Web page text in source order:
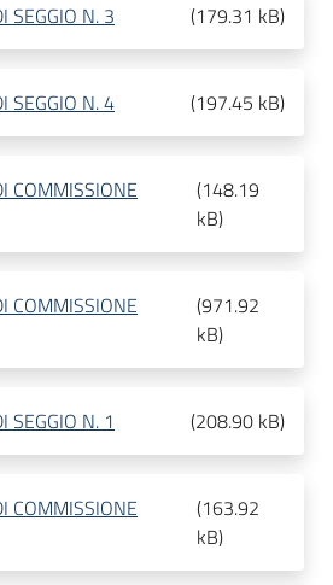
SEGGIO N. 3 (179.31 kB)
SEGGIO N. 4 (197.45 kB)
COMMISSIONE
(148.19
kB)
COMMISSIONE
(971.92
kB)
SEGGIO N. 1 (208.90 kB)
COMMISSIONE
(163.92
kB)